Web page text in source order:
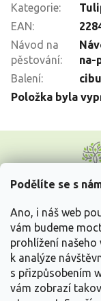
Podělíte se s
Ano, i náš web
vám budeme
prohlížení našeho
k analýze
s přizpůsobením
vám zobrazí
Kategorie:
EAN:
Návod na
pěstování:
na-
Balení:
Položka byla
p
Vše o nákupu
Informace pro
Kontakujte nás